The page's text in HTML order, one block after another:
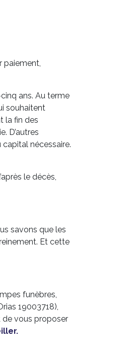
paiement,
ans. Au terme
souhaitent
la fin des
D’autres
nécessaire.
le décès,
savons que les
Et cette
funèbres,
19003718),
de vous proposer